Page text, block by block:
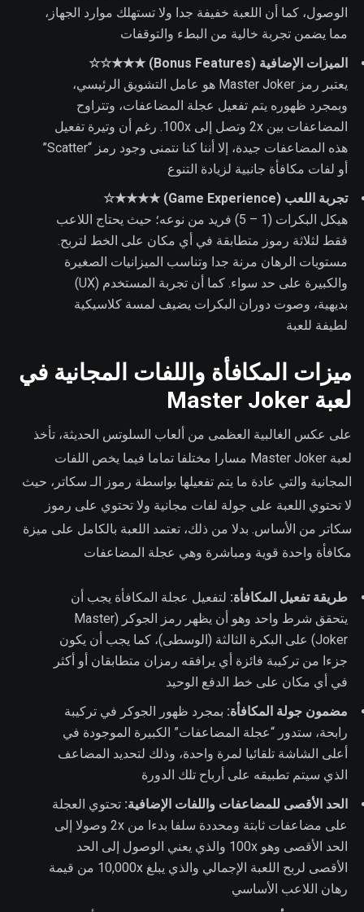
الوصول، كما أن اللعبة خفيفة جدا ولا تستهلك موارد الجهاز،
مما يضمن تجربة خالية من البطء والتوقفات
الميزات الإضافية (Bonus Features) ★★★☆☆
يعتبر رمز Master Joker هو عامل التشويق الرئيسي،
وبمجرد ظهوره يتم تفعيل عجلة المضاعفات، وتتراوح
المضاعفات بين 2x وتصل إلى 100x. رغم أن وتيرة تفعيل
هذه المضاعفات جيدة، إلا أننا كنا نتمنى وجود رمز “Scatter”
أو لفات مكافأة جانبية لزيادة التنوع
تجربة اللعب (Game Experience) ★★★★☆
هيكل البكرات (1 – 5) فريد من نوعه؛ حيث يحتاج اللاعب
فقط لثلاثة رموز متطابقة في أي مكان على الخط لتربح.
مستويات الرهان مرنة جدا وتناسب الميزانيات الصغيرة
والكبيرة على حد سواء. كما أن تجربة المستخدم (UX)
بديهية، وصوت دوران البكرات يضيف لمسة كلاسيكية
لطيفة للعبة
ميزات المكافأة واللفات المجانية في
لعبة Master Joker
على عكس الغالبية العظمى من ألعاب السلوتس الحديثة، تأخذ
لعبة Master Joker مسارا مختلفا تماما فيما يخص اللفات
المجانية والتي عادة ما يتم تفعيلها بواسطة رموز الـ سكاتر، حيث
لا تحتوي اللعبة على جولة لفات مجانية ولا تحتوي على رموز
سكاتر من الأساس. بدلا من ذلك، تعتمد اللعبة بالكامل على ميزة
مكافأة واحدة قوية ومباشرة وهي عجلة المضاعفات
طريقة تفعيل المكافأة: لتفعيل عجلة المكافأة يجب أن
يتحقق شرط واحد وهو أن يظهر رمز الجوكر (Master
Joker) على البكرة الثالثة (الوسطى)، كما يجب أن يكون
جزءا من تركيبة فائزة أي يرافقه رمزان متطابقان أو أكثر
في أي مكان على خط الدفع الوحيد
مضمون جولة المكافأة: بمجرد ظهور الجوكر في تركيبة
رابحة، ستدور “عجلة المضاعفات” الكبيرة الموجودة في
أعلى الشاشة تلقائيا لمرة واحدة، وذلك لتحديد المضاعف
الذي سيتم تطبيقه على أرباح تلك الدورة
الحد الأقصى للمضاعفات واللفات الإضافية: تحتوي العجلة
على مضاعفات ثابتة ومحددة سلفا بدءا من 2x وصولا إلى
الحد الأقصى وهو 100x والذي يعني الوصول إلى الحد
الأقصى لربح اللعبة الإجمالي والذي يبلغ 10,000x من قيمة
رهان اللاعب الأساسي